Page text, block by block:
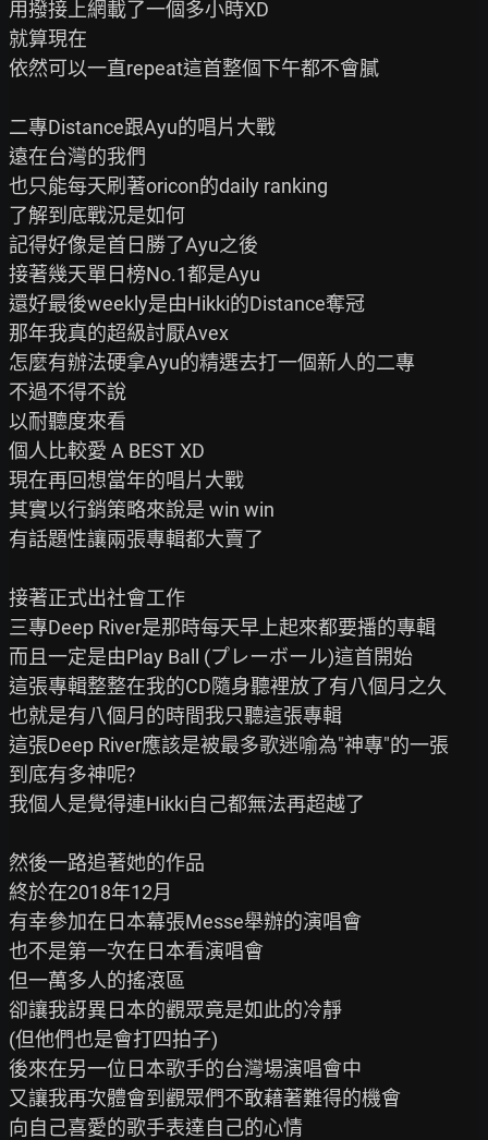
用撥接上網載了一個多小時XD
就算現在
依然可以一直repeat這首整個下午都不會膩
二專Distance跟Ayu的唱片大戰
遠在台灣的我們
也只能每天刷著oricon的daily ranking
了解到底戰況是如何
記得好像是首日勝了Ayu之後
接著幾天單日榜No.1都是Ayu
還好最後weekly是由Hikki的Distance奪冠
那年我真的超級討厭Avex
怎麼有辦法硬拿Ayu的精選去打一個新人的二專
不過不得不說
以耐聽度來看
個人比較愛 A BEST XD
現在再回想當年的唱片大戰
其實以行銷策略來說是 win win
有話題性讓兩張專輯都大賣了
接著正式出社會工作
三專Deep River是那時每天早上起來都要播的專輯
而且一定是由Play Ball (プレーボール)這首開始
這張專輯整整在我的CD隨身聽裡放了有八個月之久
也就是有八個月的時間我只聽這張專輯
這張Deep River應該是被最多歌迷喻為"神專"的一張
到底有多神呢?
我個人是覺得連Hikki自己都無法再超越了
然後一路追著她的作品
終於在2018年12月
有幸參加在日本幕張Messe舉辦的演唱會
也不是第一次在日本看演唱會
但一萬多人的搖滾區
卻讓我訝異日本的觀眾竟是如此的冷靜
(但他們也是會打四拍子)
後來在另一位日本歌手的台灣場演唱會中
又讓我再次體會到觀眾們不敢藉著難得的機會
向自己喜愛的歌手表達自己的心情